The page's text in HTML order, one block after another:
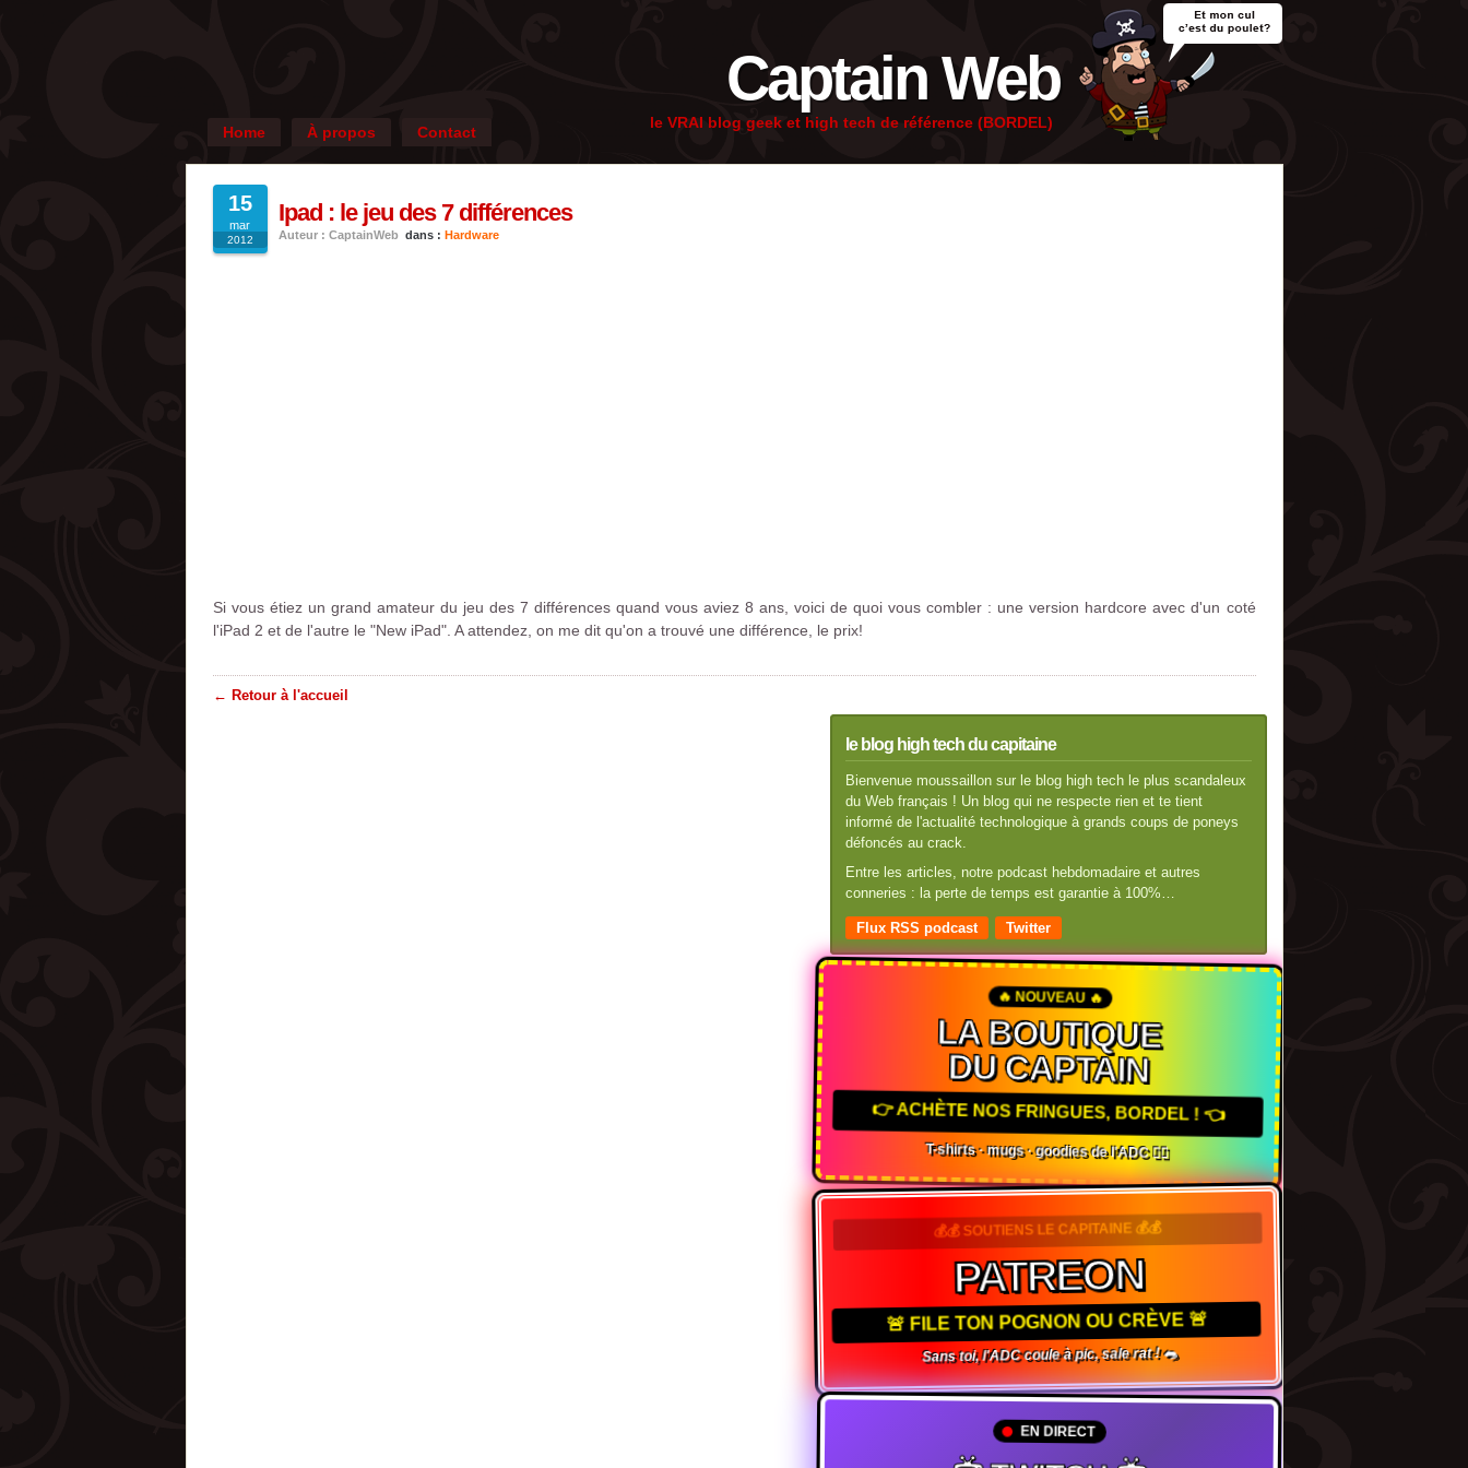
Captain Web
le VRAI blog geek et high tech de référence (BORDEL)
Home À propos Contact
15
mar
2012
Ipad : le jeu des 7 différences
Auteur : CaptainWeb dans : Hardware
Si vous étiez un grand amateur du jeu des 7 différences quand vous aviez 8 ans, voici de quoi vous combler : une version hardcore avec d'un coté
l'iPad 2 et de l'autre le "New iPad". A attendez, on me dit qu'on a trouvé une différence, le prix!
← Retour à l'accueil
le blog high tech du capitaine
Bienvenue moussaillon sur le blog high tech le plus scandaleux
du Web français ! Un blog qui ne respecte rien et te tient
informé de l'actualité technologique à grands coups de poneys
défoncés au crack.
Entre les articles, notre podcast hebdomadaire et autres
conneries : la perte de temps est garantie à 100%…
Flux RSS podcast Twitter
🔥 NOUVEAU 🔥
LA BOUTIQUE
DU CAPTAIN
👉 ACHÈTE NOS FRINGUES, BORDEL ! 👈
T-shirts · mugs · goodies de l'ADC 🏴‍☠️
💰💰 SOUTIENS LE CAPITAINE 💰💰
PATREON
🚨 FILE TON POGNON OU CRÈVE 🚨
Sans toi, l'ADC coule à pic, sale rat ! 🐀
EN DIRECT